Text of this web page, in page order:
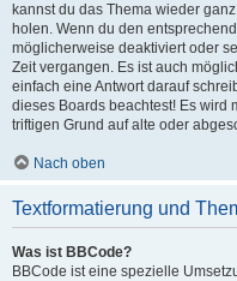
kannst du das Thema wieder
holen. Wenn du den
möglicherweise deaktiviert oder
Zeit vergangen. Es ist auch
einfach eine Antwort darauf
dieses Boards beachtest! Es wird
triftigen Grund auf alte oder
Nach oben
Textformatierung und
Was ist BBCode?
BBCode ist eine spezielle